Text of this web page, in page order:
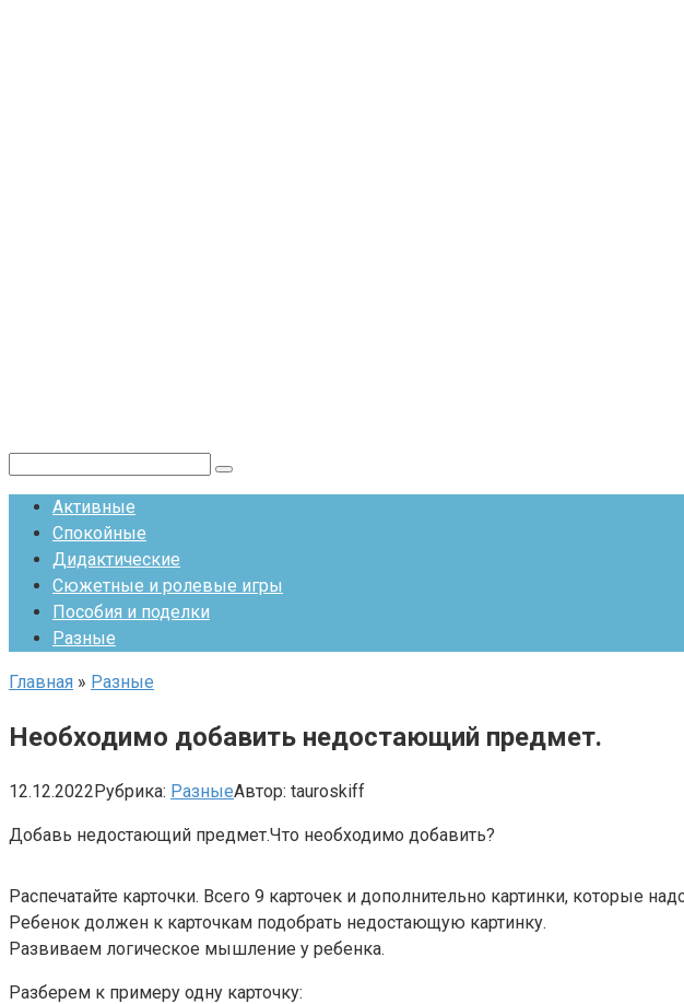
Активные
Спокойные
Дидактические
Сюжетные и ролевые игры
Пособия и поделки
Разные
Главная » Разные
Необходимо добавить недостающий предмет.
12.12.2022Рубрика: РазныеАвтор: tauroskiff
Добавь недостающий предмет.Что необходимо добавить?
Распечатайте карточки. Всего 9 карточек и дополнительно картинки, которые
Ребенок должен к карточкам подобрать недостающую картинку.
Развиваем логическое мышление у ребенка.
Разберем к примеру одну карточку: